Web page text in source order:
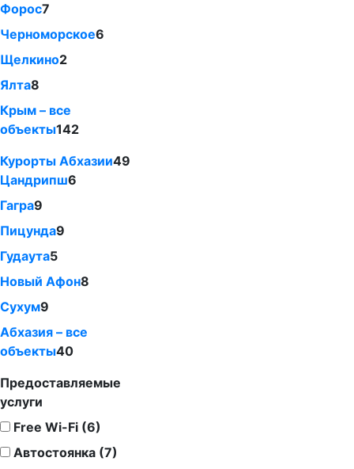
Форос7
Черноморское6
Щелкино2
Ялта8
Крым – все
объекты142
Курорты Абхазии49
Цандрипш6
Гагра9
Пицунда9
Гудаута5
Новый Афон8
Сухум9
Абхазия – все
объекты40
Предоставляемые
услуги
Free Wi-Fi (6)
Автостоянка (7)